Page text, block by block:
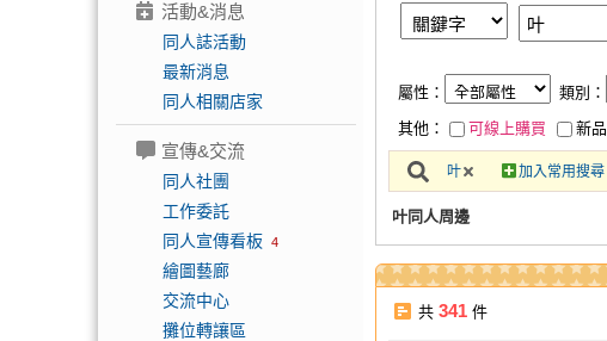
活動&消息
同人誌活動
最新消息
同人相關店家
宣傳&交流
同人社團
工作委託
同人宣傳看板 4
繪圖藝廊
交流中心
攤位轉讓區
屬性： 類別：
其他：
可線上購買 新品
叶 加入常用搜尋
叶同人周邊
共 341 件